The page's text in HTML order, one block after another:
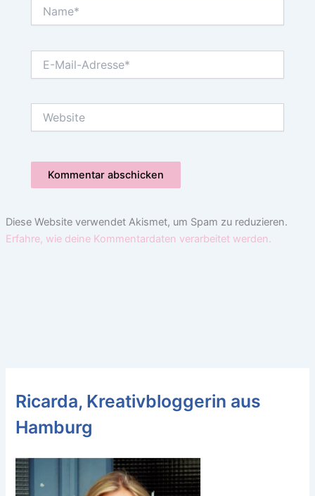
Mail-
Diese Website verwendet Akismet, um Spam zu reduzieren.
Erfahre, wie deine Kommentardaten verarbeitet werden.
Ricarda, Kreativbloggerin aus
Hamburg